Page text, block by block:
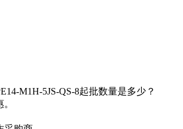
M1H-5JS-QS-8起批数量是多少？